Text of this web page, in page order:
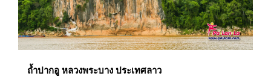
ถ้ำปากอู หลวงพระบาง ประเทศลาว